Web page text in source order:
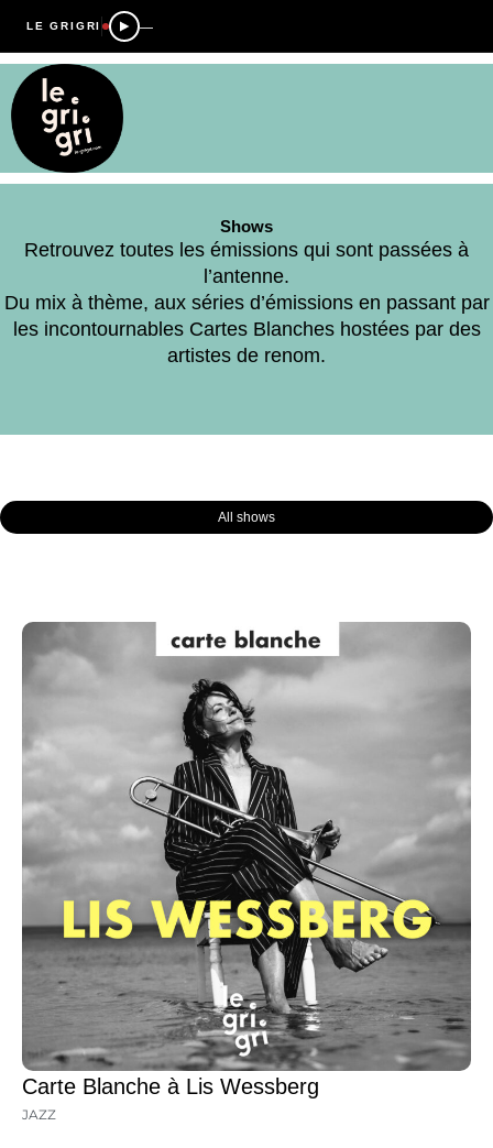
LE GRIGRI —
Shows
Retrouvez toutes les émissions qui sont passées à
l’antenne.
Du mix à thème, aux séries d’émissions en passant par
les incontournables Cartes Blanches hostées par des
artistes de renom.
All shows
Carte Blanche à Lis Wessberg
JAZZ